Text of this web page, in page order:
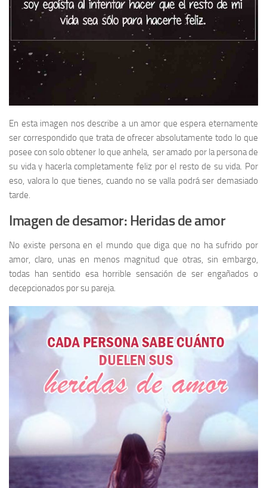
En esta imagen nos describe a un amor que espera eternamente
ser correspondido que trata de ofrecer absolutamente todo lo que
posee con solo obtener lo que anhela, ser amado por la persona de
su vida y hacerla completamente feliz por el resto de su vida. Por
eso, valora lo que tienes, cuando no se valla podrá ser demasiado
tarde.
Imagen de desamor: Heridas de amor
No existe persona en el mundo que diga que no ha sufrido por
amor, claro, unas en menos magnitud que otras, sin embargo,
todas han sentido esa horrible sensación de ser engañados o
decepcionados por su pareja.